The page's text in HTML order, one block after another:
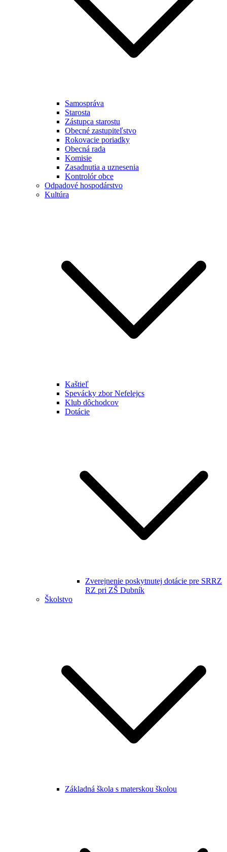
Samospráva
Starosta
Zástupca starostu
Obecné zastupiteľstvo
Rokovacie poriadky
Obecná rada
Komisie
Zasadnutia a uznesenia
Kontrolór obce
Odpadové hospodárstvo
Kultúra
Kaštieľ
Spevácky zbor Nefelejcs
Klub dôchodcov
Dotácie
Zverejnenie poskytnutej dotácie pre SRRZ
RZ pri ZŠ Dubník
Školstvo
Základná škola s materskou školou